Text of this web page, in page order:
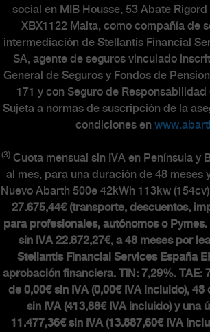
social en MIB Housse, 53 Abate Rigord
XBX1122 Malta, como compañía de
intermediación de Stellantis Financial
SA, agente de seguros vinculado
General de Seguros y Fondos de
171 y con Seguro de
Sujeta a normas de suscripción de la
condiciones en
(3)Cuota mensual sin IVA en Península y
al mes, para una duración de 48 meses
Nuevo Abarth 500e 42kWh 113kw
27.675,44€ (transporte, descuentos,
para profesionales, autónomos o
sin IVA 22.872,27€, a 48 meses por
Stellantis Financial Services España
aprobación financiera. TIN: 7,29%. TAE:
de 0,00€ sin IVA (0,00€ IVA incluido), 48
sin IVA (413,88€ IVA incluido) y una
11.477,36€ sin IVA (13.887,60€ IVA